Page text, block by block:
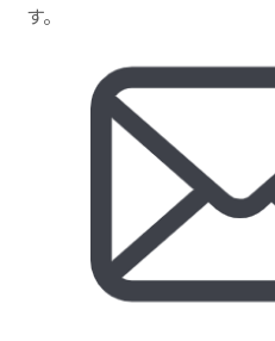
す。